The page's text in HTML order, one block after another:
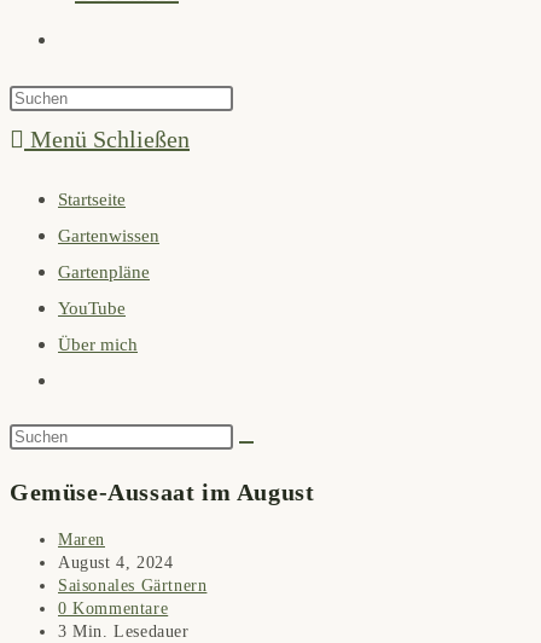
Suche
umschalten
Menü Schließen
Startseite
Gartenwissen
Gartenpläne
YouTube
Über mich
umschalten
Diese
durchsuchen
Gemüse-Aussaat im August
Beitrags-
Autor:
Maren
Beitrag
veröffentlicht:
August 4, 2024
Beitrags-
Kategorie:
Saisonales Gärtnern
Beitrags-
Kommentare:
0 Kommentare
Lesedauer:
3 Min. Lesedauer